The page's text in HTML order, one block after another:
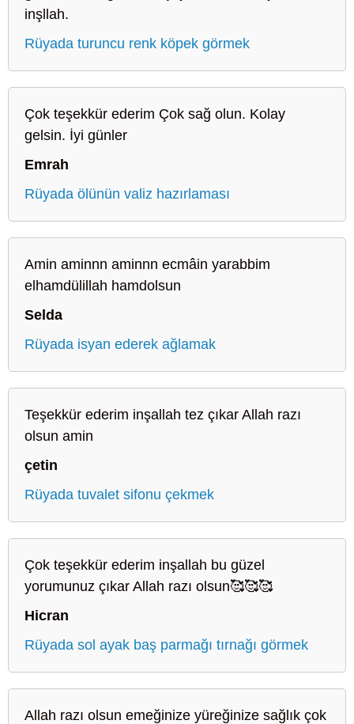
inşllah.
Rüyada turuncu renk köpek görmek
Çok teşekkür ederim Çok sağ olun. Kolay
gelsin. İyi günler
Emrah
Rüyada ölünün valiz hazırlaması
Amin aminnn aminnn ecmâin yarabbim
elhamdülillah hamdolsun
Selda
Rüyada isyan ederek ağlamak
Teşekkür ederim inşallah tez çıkar Allah razı
olsun amin
çetin
Rüyada tuvalet sifonu çekmek
Çok teşekkür ederim inşallah bu güzel
yorumunuz çıkar Allah razı olsun🥰🥰🥰
Hicran
Rüyada sol ayak baş parmağı tırnağı görmek
Allah razı olsun emeğinize yüreğinize sağlık çok